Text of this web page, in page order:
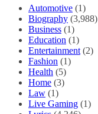
Automotive (1)
Biography (3,988)
Business (1)
Education (1)
Entertainment(2)
Fashion (1)
Health (5)
Home (3)
Law (1)
Live Gaming (1)